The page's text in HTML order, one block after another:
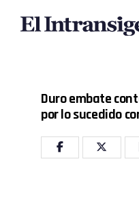
Duro embate
por lo sucedido